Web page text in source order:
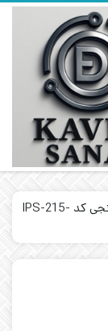
سنسور القایی سوکتی برنجی کد IPS-215-